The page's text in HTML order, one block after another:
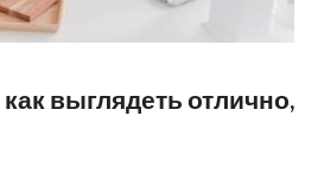
как выглядеть отлично,